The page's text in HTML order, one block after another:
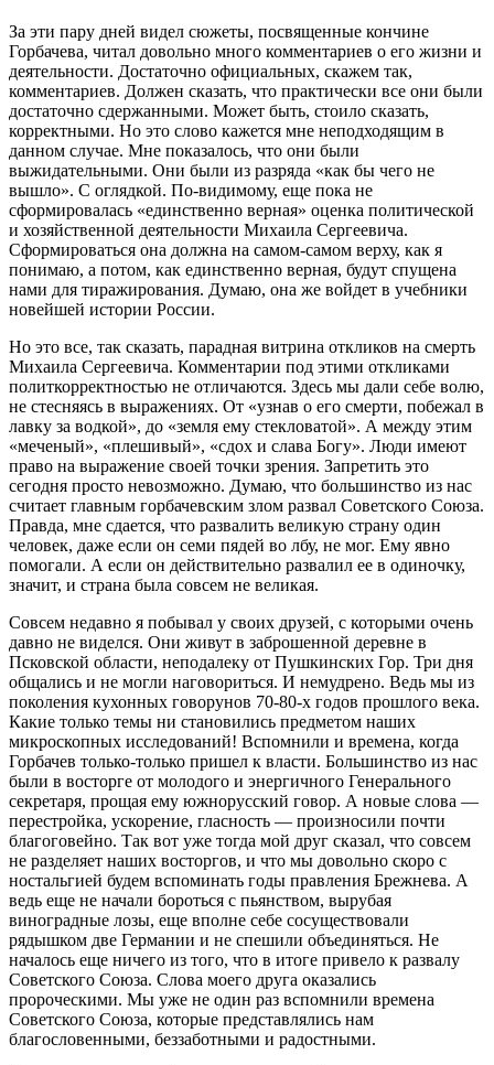
За эти пару дней видел сюжеты, посвященные кончине
Горбачева, читал довольно много комментариев о его жизни и
деятельности. Достаточно официальных, скажем так,
комментариев. Должен сказать, что практически все они были
достаточно сдержанными. Может быть, стоило сказать,
корректными. Но это слово кажется мне неподходящим в
данном случае. Мне показалось, что они были
выжидательными. Они были из разряда «как бы чего не
вышло». С оглядкой. По-видимому, еще пока не
сформировалась «единственно верная» оценка политической
и хозяйственной деятельности Михаила Сергеевича.
Сформироваться она должна на самом-самом верху, как я
понимаю, а потом, как единственно верная, будут спущена
нами для тиражирования. Думаю, она же войдет в учебники
новейшей истории России.
Но это все, так сказать, парадная витрина откликов на смерть
Михаила Сергеевича. Комментарии под этими откликами
политкорректностью не отличаются. Здесь мы дали себе волю,
не стесняясь в выражениях. От «узнав о его смерти, побежал в
лавку за водкой», до «земля ему стекловатой». А между этим
«меченый», «плешивый», «сдох и слава Богу». Люди имеют
право на выражение своей точки зрения. Запретить это
сегодня просто невозможно. Думаю, что большинство из нас
считает главным горбачевским злом развал Советского Союза.
Правда, мне сдается, что развалить великую страну один
человек, даже если он семи пядей во лбу, не мог. Ему явно
помогали. А если он действительно развалил ее в одиночку,
значит, и страна была совсем не великая.
Совсем недавно я побывал у своих друзей, с которыми очень
давно не виделся. Они живут в заброшенной деревне в
Псковской области, неподалеку от Пушкинских Гор. Три дня
общались и не могли наговориться. И немудрено. Ведь мы из
поколения кухонных говорунов 70-80-х годов прошлого века.
Какие только темы ни становились предметом наших
микроскопных исследований! Вспомнили и времена, когда
Горбачев только-только пришел к власти. Большинство из нас
были в восторге от молодого и энергичного Генерального
секретаря, прощая ему южнорусский говор. А новые слова —
перестройка, ускорение, гласность — произносили почти
благоговейно. Так вот уже тогда мой друг сказал, что совсем
не разделяет наших восторгов, и что мы довольно скоро с
ностальгией будем вспоминать годы правления Брежнева. А
ведь еще не начали бороться с пьянством, вырубая
виноградные лозы, еще вполне себе сосуществовали
рядышком две Германии и не спешили объединяться. Не
началось еще ничего из того, что в итоге привело к развалу
Советского Союза. Слова моего друга оказались
пророческими. Мы уже не один раз вспомнили времена
Советского Союза, которые представлялись нам
благословенными, беззаботными и радостными.